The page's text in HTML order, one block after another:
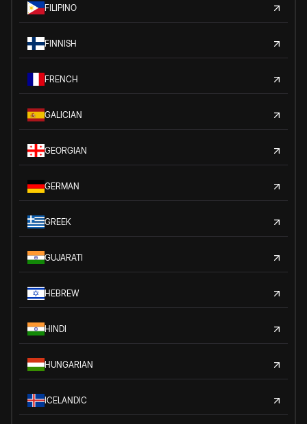
FILIPINO
FINNISH
FRENCH
GALICIAN
GEORGIAN
GERMAN
GREEK
GUJARATI
HEBREW
HINDI
HUNGARIAN
ICELANDIC